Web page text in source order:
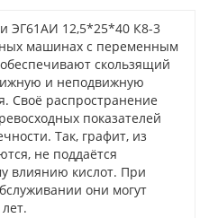
ЭГ61АИ 12,5*25*40 К8-3
машинах с переменным
скользящий
и неподвижную
Своё распространение
показателей
Так, графит, из
не поддаётся
влиянию кислот. При
они могут